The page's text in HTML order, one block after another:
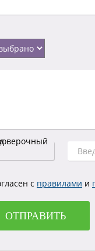
с правилами и
ОТПРАВИТЬ